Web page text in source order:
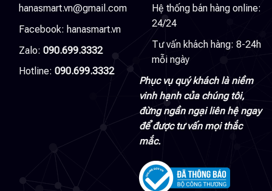
hanasmart.vn@gmail.com
Facebook: hanasmart.vn
Zalo: 090.699.3332
Hotline: 090.699.3332
Hệ thống bán hàng online:
24/24
Tư vấn khách hàng: 8-24h
mỗi ngày
Phục vụ quý khách là niềm
vinh hạnh của chúng tôi,
đừng ngần ngại liên hệ ngay
để được tư vấn mọi thắc
mắc.